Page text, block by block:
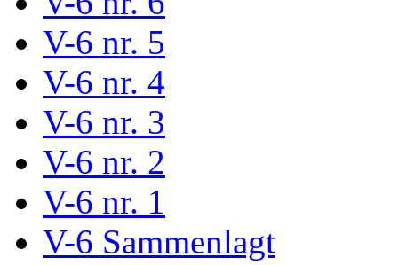
V-6 nr. 5
V-6 nr. 4
V-6 nr. 3
V-6 nr. 2
V-6 nr. 1
V-6 Sammenlagt